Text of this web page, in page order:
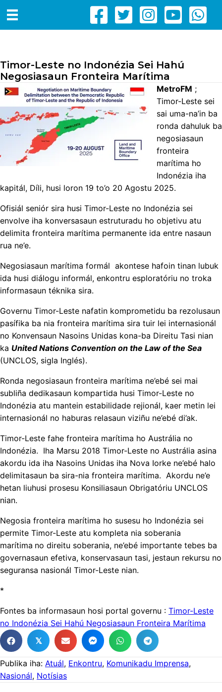
Timor-Leste no Indonézia Sei Hahú
Negosiasaun Fronteira Marítima
MetroFM ;
Timor-Leste sei
sai uma-na’in ba
ronda dahuluk ba
negosiasaun
fronteira
marítima ho
Indonézia iha
kapitál, Díli, husi loron 19 to’o 20 Agostu 2025.
Ofisiál seniór sira husi Timor-Leste no Indonézia sei
envolve iha konversasaun estruturadu ho objetivu atu
delimita fronteira marítima permanente ida entre nasaun
rua ne’e.
Negosiasaun marítima formál akontese hafoin tinan lubuk
ida husi diálogu informál, enkontru esploratóriu no troka
informasaun téknika sira.
Governu Timor-Leste nafatin komprometidu ba rezolusaun
pasífika ba nia fronteira marítima sira tuir lei internasionál
no Konvensaun Nasoins Unidas kona-ba Direitu Tasi nian
ka United Nations Convention on the Law of the Sea
(UNCLOS, sigla Inglés).
Ronda negosiasaun fronteira marítima ne’ebé sei mai
subliña dedikasaun kompartida husi Timor-Leste no
Indonézia atu mantein estabilidade rejionál, kaer metin lei
internasionál no haburas relasaun viziñu ne’ebé di’ak.
Timor-Leste fahe fronteira marítima ho Austrália no
Indonézia. Iha Marsu 2018 Timor-Leste no Austrália asina
akordu ida iha Nasoins Unidas iha Nova Iorke ne’ebé halo
delimitasaun ba sira-nia fronteira marítima. Akordu ne’e
hetan liuhusi prosesu Konsiliasaun Obrigatóriu UNCLOS
nian.
Negosia fronteira marítima ho susesu ho Indonézia sei
permite Timor-Leste atu kompleta nia soberania
marítima no direitu soberania, ne’ebé importante tebes ba
governasaun efetiva, konservasaun tasi, jestaun rekursu no
seguransa nasionál Timor-Leste nian.
*
Fontes ba informasaun hosi portal governu : Timor-Leste
no Indonézia Sei Hahú Negosiasaun Fronteira Marítima
𝕏
Publika iha: Atuál, Enkontru, Komunikadu Imprensa,
Nasionál, Notísias